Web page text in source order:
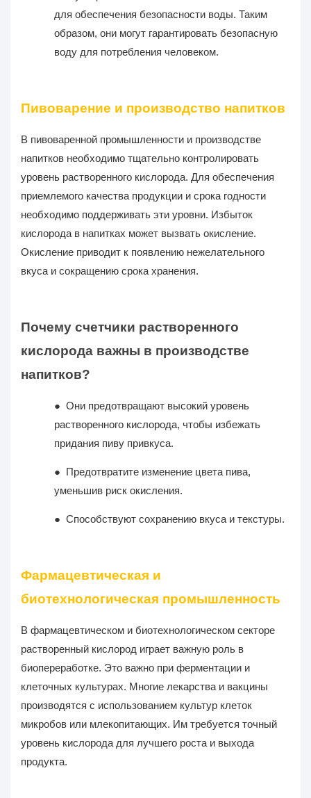
для обеспечения безопасности воды. Таким
образом, они могут гарантировать безопасную
воду для потребления человеком.
Пивоварение и производство напитков
В пивоваренной промышленности и производстве
напитков необходимо тщательно контролировать
уровень растворенного кислорода. Для обеспечения
приемлемого качества продукции и срока годности
необходимо поддерживать эти уровни. Избыток
кислорода в напитках может вызвать окисление.
Окисление приводит к появлению нежелательного
вкуса и сокращению срока хранения.
Почему счетчики растворенного
кислорода важны в производстве
напитков?
● Они предотвращают высокий уровень
растворенного кислорода, чтобы избежать
придания пиву привкуса.
● Предотвратите изменение цвета пива,
уменьшив риск окисления.
● Способствуют сохранению вкуса и текстуры.
Фармацевтическая и
биотехнологическая промышленность
В фармацевтическом и биотехнологическом секторе
растворенный кислород играет важную роль в
биопереработке. Это важно при ферментации и
клеточных культурах. Многие лекарства и вакцины
производятся с использованием культур клеток
микробов или млекопитающих. Им требуется точный
уровень кислорода для лучшего роста и выхода
продукта.